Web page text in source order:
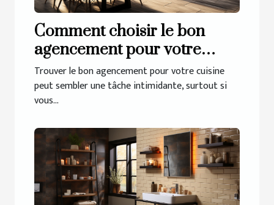
Comment choisir le bon
agencement pour votre
cuisine à Guérande
Trouver le bon agencement pour votre cuisine
peut sembler une tâche intimidante, surtout si
vous...